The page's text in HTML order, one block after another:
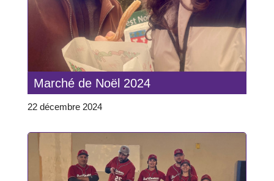
Marché de Noël 2024
22 décembre 2024